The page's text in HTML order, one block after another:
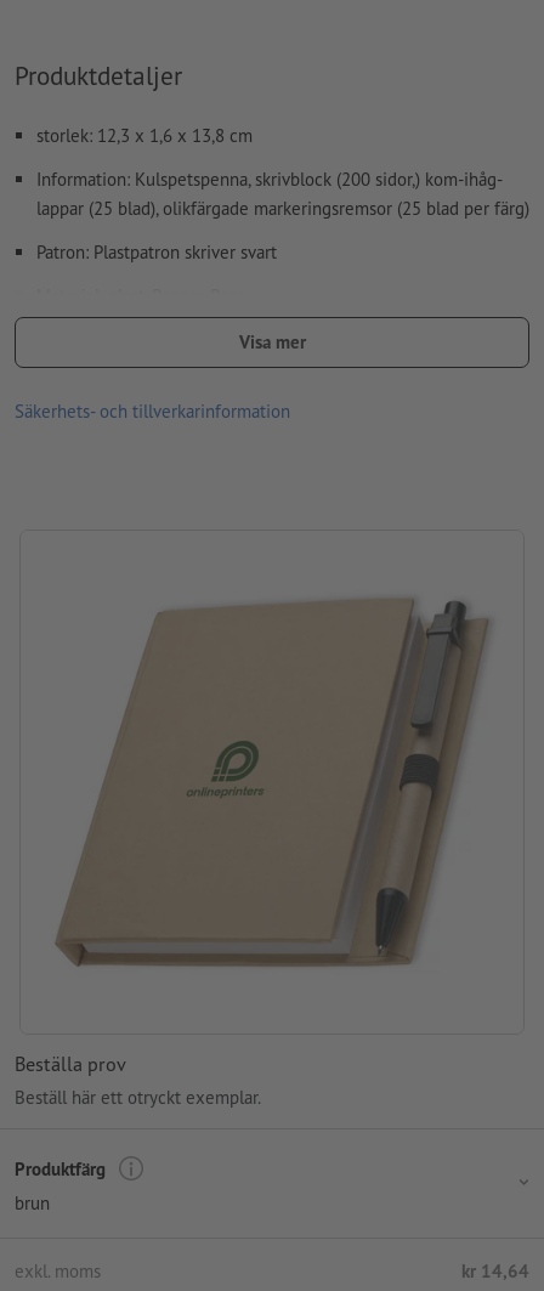
Ytterligare information och tips om
stavfel och sättningsfelkontrolleras inte av oss
Hur skapar jag utskriftsdata korrekt?
Produktdetaljer
storlek: 12,3 x 1,6 x 13,8 cm
Information: Kulspetspenna, skrivblock (200 sidor,) kom-ihåg-
lappar (25 blad), olikfärgade markeringsremsor (25 blad per färg)
Patron: Plastpatron skriver svart
Bearbetning: TampongtryckVisa mer
Säkerhets- och tillverkarinformation
Beställa prov
Beställ här ett otryckt exemplar.
Produktfärg
brun
exkl. moms kr 14,64